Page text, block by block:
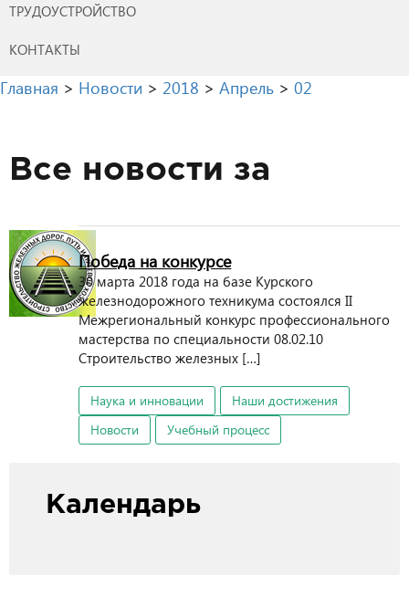
ТРУДОУСТРОЙСТВО
КОНТАКТЫ
Главная > Новости > 2018 > Апрель > 02
Все новости за
Победа на конкурсе
30 марта 2018 года на базе Курского
железнодорожного техникума состоялся II
Межрегиональный конкурс профессионального
мастерства по специальности 08.02.10
Строительство железных […]
Наука и инновации
Наши достижения
Новости
Учебный процесс
Календарь